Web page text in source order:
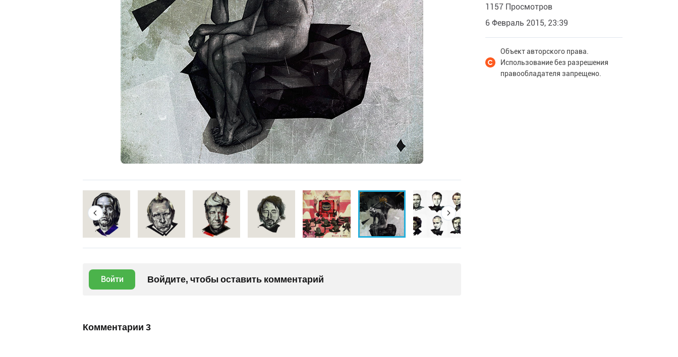
Войти Войдите, чтобы оставить комментарий
Комментарии 3
1157 Просмотров
6 Февраль 2015, 23:39
Объект авторского права.
Использование без разрешения
правообладателя запрещено.